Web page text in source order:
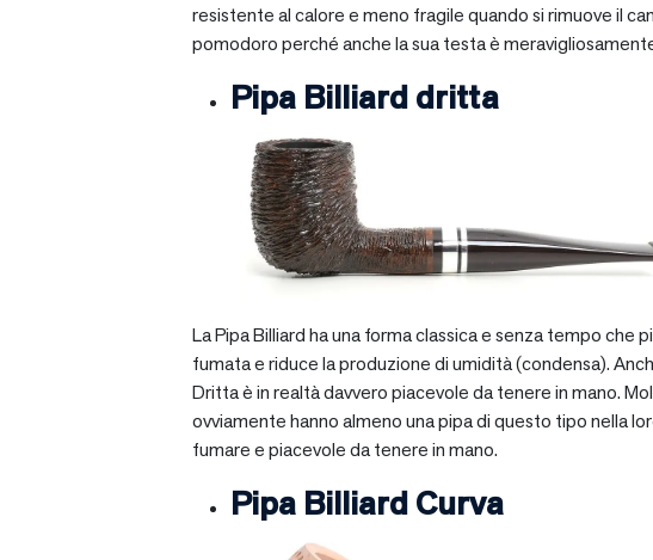
resistente al calore e meno fragile quando si rimuove il
pomodoro perché anche la sua testa è
Pipa Billiard dritta
La Pipa Billiard ha una forma classica e senza tempo
fumata e riduce la produzione di umidità (condensa).
Dritta è in realtà davvero piacevole da tenere in mano.
ovviamente hanno almeno una pipa di questo tipo nella
fumare e piacevole da tenere in mano.
Pipa Billiard Curva